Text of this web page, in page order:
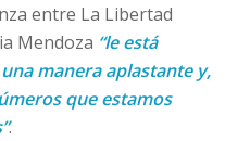
entre La Libertad
Mendoza “le está
manera aplastante y,
que estamos
.